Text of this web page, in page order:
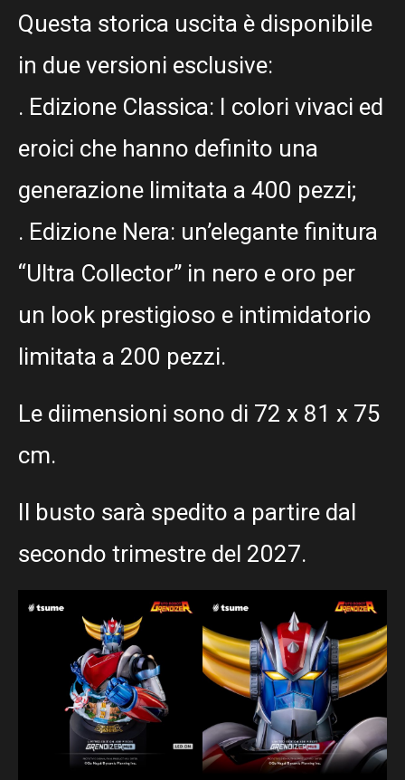
Questa storica uscita è disponibile
in due versioni esclusive:
. Edizione Classica: I colori vivaci ed
eroici che hanno definito una
generazione limitata a 400 pezzi;
. Edizione Nera: un’elegante finitura
“Ultra Collector” in nero e oro per
un look prestigioso e intimidatorio
limitata a 200 pezzi.
Le diimensioni sono di 72 x 81 x 75
cm.
Il busto sarà spedito a partire dal
secondo trimestre del 2027.